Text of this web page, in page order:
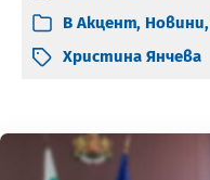
В Акцент, Новини,
Христина Янчева